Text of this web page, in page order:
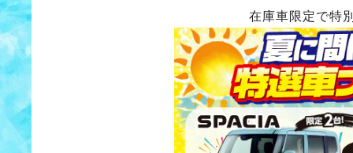
在庫車限定で特